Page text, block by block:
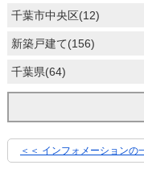
千葉市中央区(12)
新築戸建て(156)
千葉県(64)
＜＜ インフォメーションの